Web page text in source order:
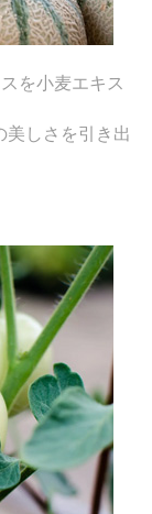
を小麦エキス
美しさを引き出